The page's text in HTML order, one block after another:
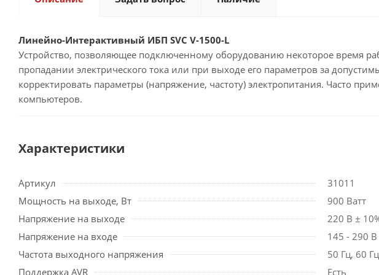
Линейно-Интерактивный ИБП SVC V-1500-L
Устройство, позволяющее подключенному оборудованию некоторое время
пропадании электрического тока или при выходе его параметров за
корректировать параметры (напряжение, частоту) электропитания. Часто
компьютеров.
Характеристики
Артикул
31011
Мощность на выходе, Вт
900 Ватт
Напряжение на выходе
220 В ±
Напряжение на входе
145 - 290 В
Частота выходного напряжения
50 Гц, 60 Гц
Поддержка AVR
Есть